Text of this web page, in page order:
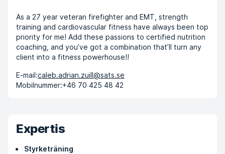
As a 27 year veteran firefighter and EMT, strength
training and cardiovascular fitness have always been top
priority for me! Add these passions to certified nutrition
coaching, and you’ve got a combination that’ll turn any
client into a fitness powerhouse!!
E-mail:caleb.adrian.zuill@sats.se
Mobilnummer:+46 70 425 48 42
Expertis
Styrketräning